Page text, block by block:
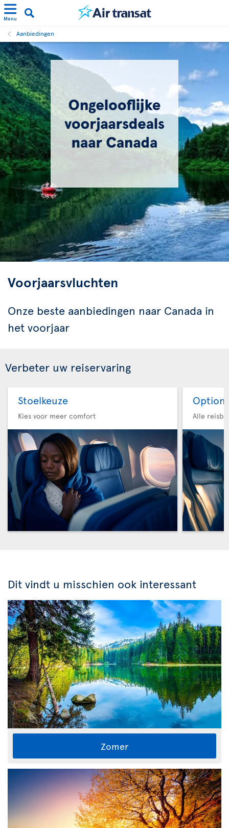
Menu
Aanbiedingen
Voorjaarsvluchten
Onze beste aanbiedingen naar Canada in
het voorjaar
Verbeter uw reiservaring
Stoelkeuze
Kies voor meer comfort
Option
Alle
Dit vindt u misschien ook interessant
Zomer